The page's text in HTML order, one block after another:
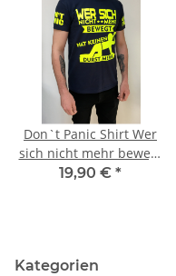
Don`t Panic Shirt Wer
sich nicht mehr bewegt
... JGA Shirt
19,90 € *
Kategorien